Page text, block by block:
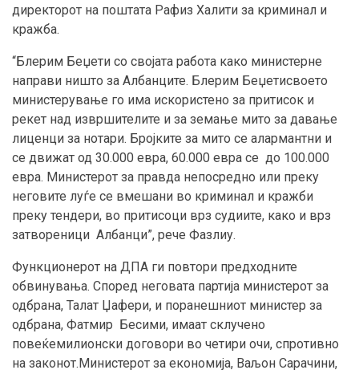
директорот на поштата Рафиз Халити за криминал и
кражба.
“Блерим Беџети со својата работа како министерне
направи ништо за Албанците. Блерим Беџетисвоето
министерување го има искористено за притисок и
рекет над извршителите и за земање мито за давање
лиценци за нотари. Бројките за мито се алармантни и
се движат од 30.000 евра, 60.000 евра се до 100.000
евра. Министерот за правда непосредно или преку
неговите луѓе се вмешани во криминал и кражби
преку тендери, во притисоци врз судиите, како и врз
затвореници Албанци”, рече Фазлиу.
Функционерот на ДПА ги повтори предходните
обвинувања. Според неговата партија министерот за
одбрана, Талат Џафери, и поранешниот министер за
одбрана, Фатмир Бесими, имаат склучено
повеќемилионски договори во четири очи, спротивно
на законот.Министерот за економија, Ваљон Сарачини,